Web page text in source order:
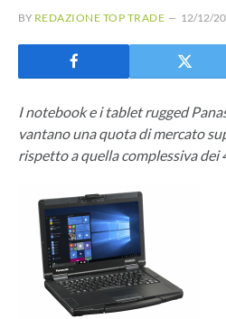
BY REDAZIONE TOP TRADE 12/12/
I notebook e i tablet rugged
vantano una quota di mercato
rispetto a quella complessiva